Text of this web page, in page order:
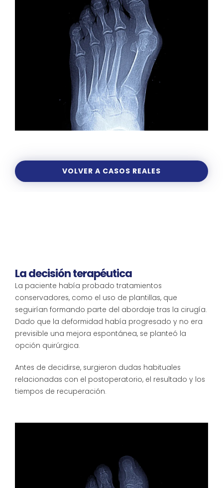
VOLVER A CASOS REALES
La decisión terapéutica
La paciente había probado tratamientos
conservadores, como el uso de plantillas, que
seguirían formando parte del abordaje tras la cirugía.
Dado que la deformidad había progresado y no era
previsible una mejora espontánea, se planteó la
opción quirúrgica.
Antes de decidirse, surgieron dudas habituales
relacionadas con el postoperatorio, el resultado y los
tiempos de recuperación.